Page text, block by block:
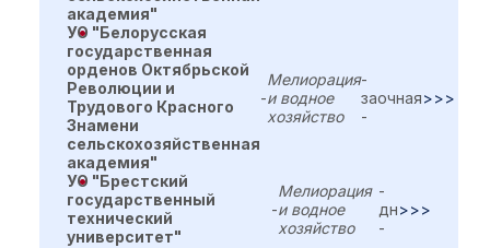
академия"
УО "Белорусская
государственная
орденов Октябрьской
Революции и
Трудового Красного
Знамени
сельскохозяйственная
академия"
-
Мелиорация
и водное
хозяйство
-
заочная
-
>>>
УО "Брестский
государственный
технический
университет"
-
Мелиорация
и водное
хозяйство
-
дн
-
>>>